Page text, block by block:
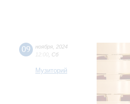
09 ноября 2024
12:00 Сб
Музиторий